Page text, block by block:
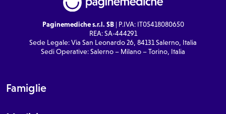
Paginemediche s.r.l. SB| P.IVA: IT05418080650
REA: SA-444291
Sede Legale: Via San Leonardo 26, 84131 Salerno, Italia
Sedi Operative: Salerno – Milano – Torino, Italia
Famiglie